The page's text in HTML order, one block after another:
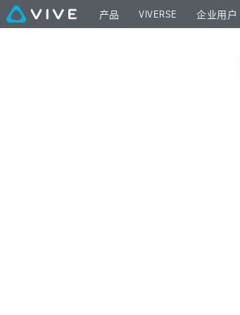
VIVEPORT™
产品 VIVERSE 企业用户